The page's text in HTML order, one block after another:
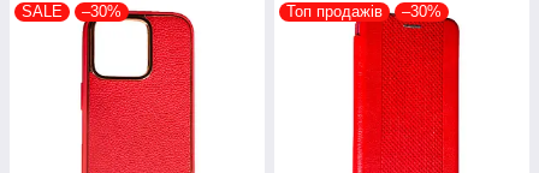
SALE –30% Топ продажів –30%